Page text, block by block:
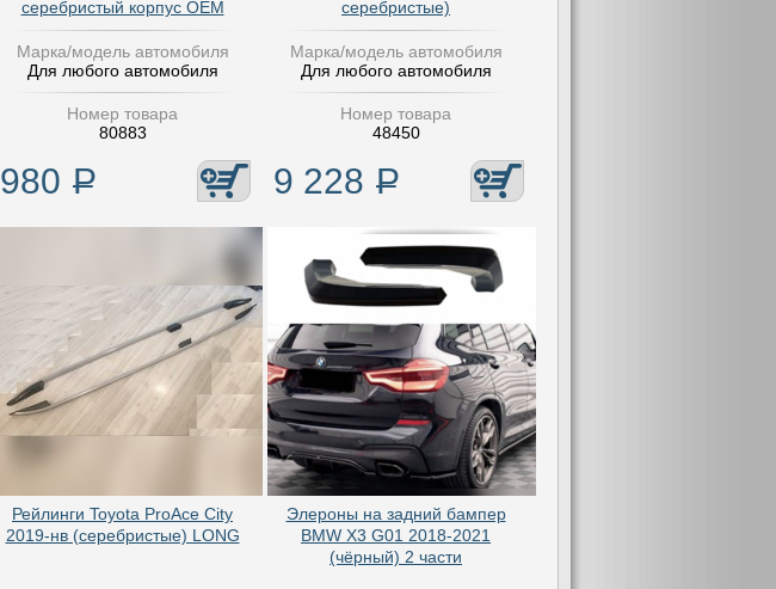
серебристый корпус OEM
Марка/модель автомобиля
Для любого автомобиля
Номер товара
80883
980 Р
серебристые)
Марка/модель автомобиля
Для любого автомобиля
Номер товара
48450
9 228 Р
Рейлинги Toyota ProAce City
2019-нв (серебристые) LONG
Элероны на задний бампер
BMW X3 G01 2018-2021
(чёрный) 2 части